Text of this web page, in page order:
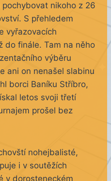
nikoho z 26
S přehledem
vyřazovacích
do finále. Tam na něho
výběru
ani on nenašel slabinu
borci Baníku Stříbro,
letos svoji třetí
prošel bez
nohejbalisté,
i v soutěžích
v dorosteneckém